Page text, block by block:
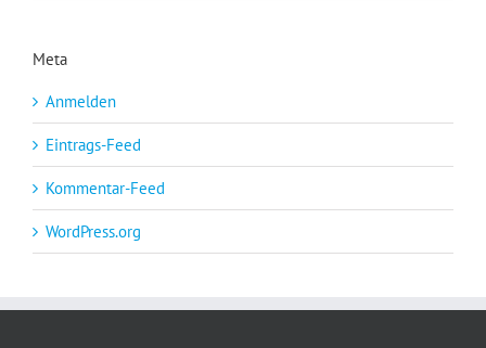
Meta
Anmelden
Eintrags-Feed
Kommentar-Feed
WordPress.org